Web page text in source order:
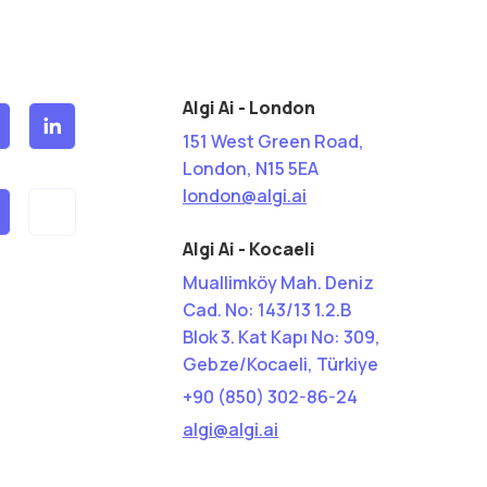
Algi Ai - London
151 West Green Road,
London, N15 5EA
london@algi.ai
Algi Ai - Kocaeli
Muallimköy Mah. Deniz
Cad. No: 143/13 1.2.B
Blok 3. Kat Kapı No: 309,
Gebze/Kocaeli, Türkiye
+90 (850) 302-86-24
algi@algi.ai